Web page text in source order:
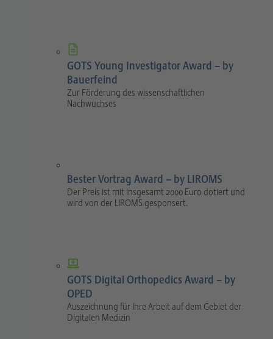
GOTS Young Investigator Award – by
Bauerfeind
Zur Förderung des wissenschaftlichen
Nachwuchses
Bester Vortrag Award – by LIROMS
Der Preis ist mit insgesamt 2000 Euro dotiert und
wird von der LIROMS gesponsert.
GOTS Digital Orthopedics Award – by
OPED
Auszeichnung für Ihre Arbeit auf dem Gebiet der
Digitalen Medizin